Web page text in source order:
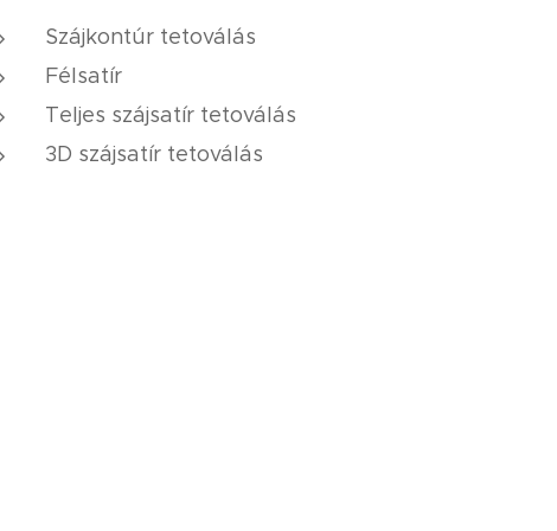
Szájkontúr tetoválás
Félsatír
Teljes szájsatír tetoválás
3D szájsatír tetoválás